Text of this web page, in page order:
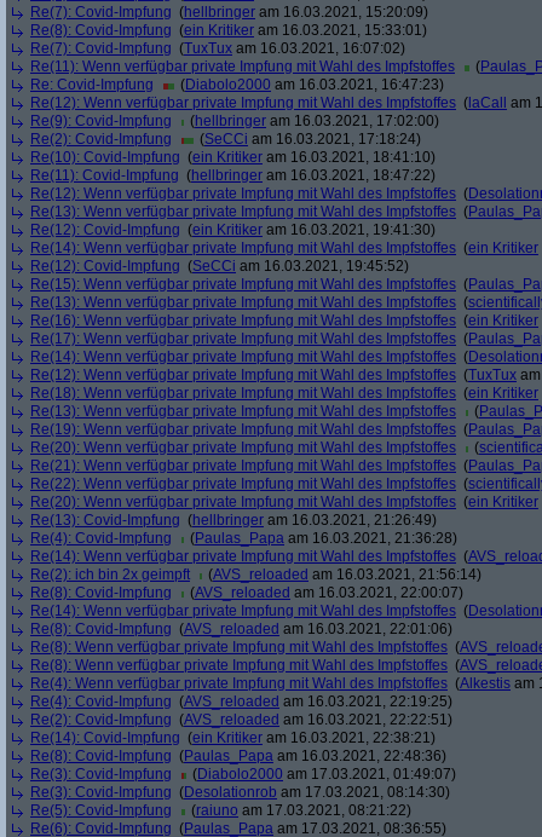
Re(7): Covid-Impfung (hellbringer am 16.03.2021, 15:20:09)
Re(8): Covid-Impfung (ein Kritiker am 16.03.2021, 15:33:01)
Re(7): Covid-Impfung (TuxTux am 16.03.2021, 16:07:02)
Re(11): Wenn verfügbar private Impfung mit Wahl des Impfstoffes
(
Re: Covid-Impfung
(Diabolo2000 am 16.03.2021, 16:47:23)
Re(12): Wenn verfügbar private Impfung mit Wahl des Impfstoffes ( laCall
am
Re(9): Covid-Impfung
(hellbringer am 16.03.2021, 17:02:00)
Re(2): Covid-Impfung
(SeCCi am 16.03.2021, 17:18:24)
Re(10): Covid-Impfung (ein Kritiker am 16.03.2021, 18:41:10)
Re(11): Covid-Impfung (hellbringer am 16.03.2021, 18:47:22)
Re(12): Wenn verfügbar private Impfung mit Wahl des Impfstoffes (
Re(13): Wenn verfügbar private Impfung mit Wahl des Impfstoffes (
Re(12): Covid-Impfung (ein Kritiker am 16.03.2021, 19:41:30)
Re(14): Wenn verfügbar private Impfung mit Wahl des Impfstoffes (ein Kritiker
Re(12): Covid-Impfung (SeCCi am 16.03.2021, 19:45:52)
Re(15): Wenn verfügbar private Impfung mit Wahl des Impfstoffes (
Re(13): Wenn verfügbar private Impfung mit Wahl des Impfstoffes (
Re(16): Wenn verfügbar private Impfung mit Wahl des Impfstoffes (ein Kritiker
Re(17): Wenn verfügbar private Impfung mit Wahl des Impfstoffes (
Re(14): Wenn verfügbar private Impfung mit Wahl des Impfstoffes (
Re(12): Wenn verfügbar private Impfung mit Wahl des Impfstoffes (TuxTux
Re(18): Wenn verfügbar private Impfung mit Wahl des Impfstoffes (ein Kritiker
Re(13): Wenn verfügbar private Impfung mit Wahl des Impfstoffes
(
Re(19): Wenn verfügbar private Impfung mit Wahl des Impfstoffes (
Re(20): Wenn verfügbar private Impfung mit Wahl des Impfstoffes
(
Re(21): Wenn verfügbar private Impfung mit Wahl des Impfstoffes (
Re(22): Wenn verfügbar private Impfung mit Wahl des Impfstoffes (
Re(20): Wenn verfügbar private Impfung mit Wahl des Impfstoffes (ein Kritiker
Re(13): Covid-Impfung (hellbringer am 16.03.2021, 21:26:49)
Re(4): Covid-Impfung
(Paulas_Papa am 16.03.2021, 21:36:28)
Re(14): Wenn verfügbar private Impfung mit Wahl des Impfstoffes (
Re(2): ich bin 2x geimpft
(AVS_reloaded am 16.03.2021, 21:56:14)
Re(8): Covid-Impfung
(AVS_reloaded am 16.03.2021, 22:00:07)
Re(14): Wenn verfügbar private Impfung mit Wahl des Impfstoffes (
Re(8): Covid-Impfung (AVS_reloaded am 16.03.2021, 22:01:06)
Re(8): Wenn verfügbar private Impfung mit Wahl des Impfstoffes (
Re(8): Wenn verfügbar private Impfung mit Wahl des Impfstoffes (
Re(4): Wenn verfügbar private Impfung mit Wahl des Impfstoffes (Alkestis am
Re(4): Covid-Impfung (AVS_reloaded am 16.03.2021, 22:19:25)
Re(2): Covid-Impfung (AVS_reloaded am 16.03.2021, 22:22:51)
Re(14): Covid-Impfung (ein Kritiker am 16.03.2021, 22:38:21)
Re(8): Covid-Impfung (Paulas_Papa am 16.03.2021, 22:48:36)
Re(3): Covid-Impfung
(Diabolo2000 am 17.03.2021, 01:49:07)
Re(3): Covid-Impfung (Desolationrob am 17.03.2021, 08:14:30)
Re(5): Covid-Impfung
(raiuno am 17.03.2021, 08:21:22)
Re(6): Covid-Impfung (Paulas_Papa am 17.03.2021, 08:36:55)